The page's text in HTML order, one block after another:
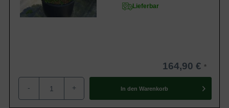
Lieferbar
164,90 €
- + In den Warenkorb